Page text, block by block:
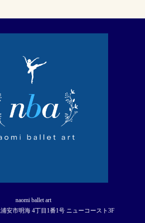
naomi ballet art
安市明海 4丁目1番1号 ニューコースト3F